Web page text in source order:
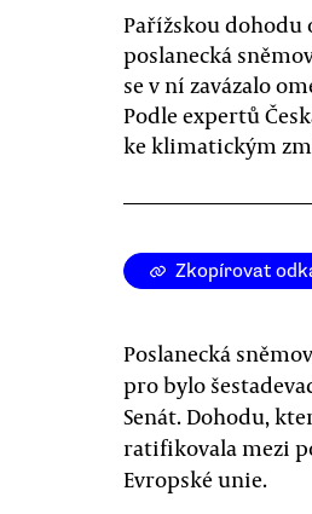
Pařížskou
poslanecká
se v ní zavázalo
Podle expertů
ke klimatickým
Zkopírovat
Poslanecká
pro bylo
Senát. Dohodu,
ratifikovala mezi
Evropské unie.